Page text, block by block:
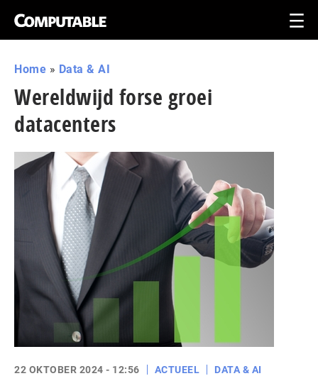
Home » Data & AI
Wereldwijd forse groei
datacenters
22 OKTOBER 2024 - 12:56 ACTUEEL DATA & AI